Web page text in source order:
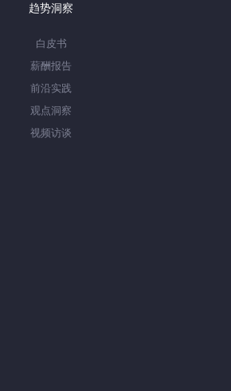
趋势洞察
白皮书
薪酬报告
前沿实践
观点洞察
视频访谈